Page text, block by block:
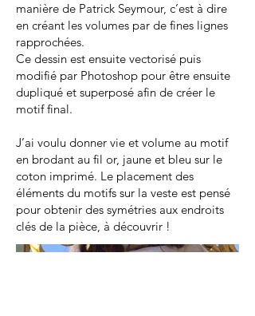
manière de Patrick Seymour, c’est à dire
en créant les volumes par de fines lignes
rapprochées.
Ce dessin est ensuite vectorisé puis
modifié par Photoshop pour être ensuite
dupliqué et superposé afin de créer le
motif final.
J’ai voulu donner vie et volume au motif
en brodant au fil or, jaune et bleu sur le
coton imprimé. Le placement des
éléments du motifs sur la veste est pensé
pour obtenir des symétries aux endroits
clés de la pièce, à découvrir !